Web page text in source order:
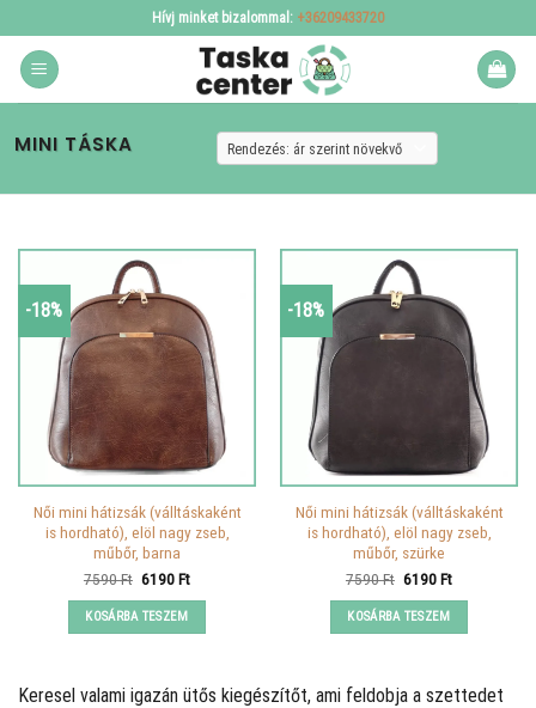
to
content
Hívj minket bizalommal: +36209433720
MINI TÁSKA
-18%
Női mini hátizsák (válltáskaként
is hordható), elöl nagy zseb,
műbőr, barna
7590Ft Original
was:
7590 Ft.
6190FtCurrent
KOSÁRBA TESZEM
-18%
Női mini hátizsák (válltáskaként
is hordható), elöl nagy zseb,
műbőr, szürke
7590Ft Original
was:
7590 Ft.
6190FtCurrent
KOSÁRBA TESZEM
Keresel valami igazán ütős kiegészítőt, ami feldobja a szettedet